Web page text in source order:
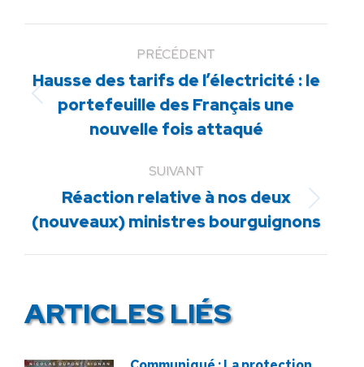
PRÉCÉDENT
Article
précédent
:
Hausse des tarifs de l’électricité : le
portefeuille des Français une
nouvelle fois attaqué
SUIVANT
Article
suivant
Réaction relative à nos deux
(nouveaux) ministres bourguignons
ARTICLES LIÉS